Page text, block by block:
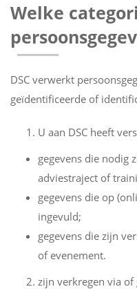
Welke
DSC verwerkt
geïdentificeerde of
U aan DSC heeft
gegevens die nodig
adviestraject of
gegevens die op
ingevuld;
gegevens die zijn
of evenement.
zijn verkregen via of